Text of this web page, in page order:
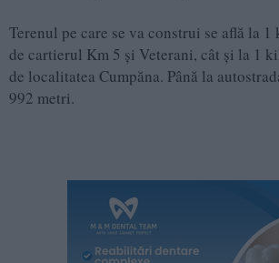
Terenul pe care se va construi se află la
de cartierul Km 5 și Veterani, cât și la 1
de localitatea Cumpăna. Până la
992 metri.